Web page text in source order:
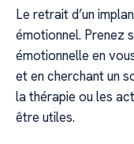
Le retrait d’un
émotionnel. Prenez
émotionnelle en
et en cherchant un
la thérapie ou les
être utiles.